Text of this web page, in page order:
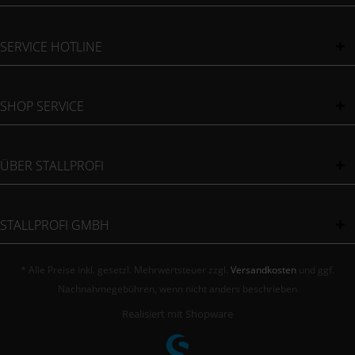
SERVICE HOTLINE
SHOP SERVICE
ÜBER STALLPROFI
STALLPROFI GMBH
* Alle Preise inkl. gesetzl. Mehrwertsteuer zzgl. Versandkosten und ggf.
Nachnahmegebühren, wenn nicht anders beschrieben
Realisiert mit Shopware